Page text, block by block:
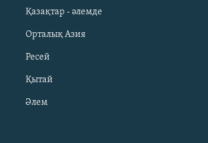
Қазақтар - әлемде
Орталық Азия
Ресей
Қытай
Әлем